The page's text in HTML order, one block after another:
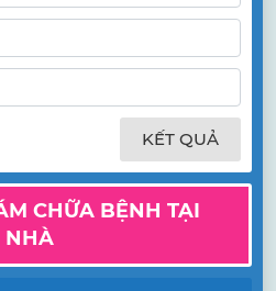
KẾT QUẢ
CHỮA BỆNH TẠI
NHÀ